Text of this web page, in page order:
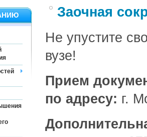
Заочная
Не упустите
вузе!
Прием
по адресу: г.